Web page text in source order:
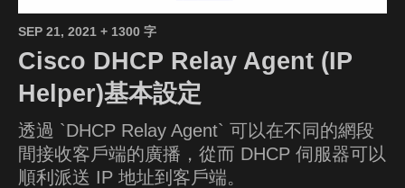
SEP 21, 2021 + 1300 字
Cisco DHCP Relay Agent (IP
Helper)基本設定
透過 `DHCP Relay Agent` 可以在不同的網段
間接收客戶端的廣播，從而 DHCP 伺服器可以
順利派送 IP 地址到客戶端。